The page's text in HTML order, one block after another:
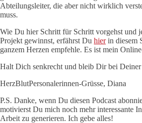
Abteilungsleiter, die aber nicht wirklich
muss.
Wie Du hier Schritt für Schritt vorgehst und
Projekt gewinnst, erfährst Du hierin diesem
ganzem Herzen empfehle. Es ist mein
Halt Dich senkrecht und bleib Dir bei
HerzBlutPersonalerinnen-Grüsse, Diana
P.S. Danke, wenn Du diesen Podcast
motivierst Du mich noch mehr interessante
Arbeit zu generieren. Ich gebe alles!